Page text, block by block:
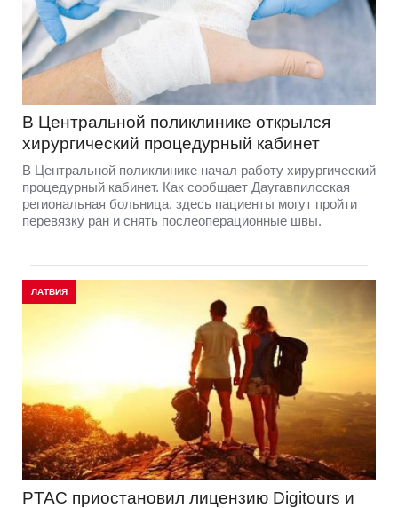
В Центральной поликлинике открылся
хирургический процедурный кабинет
В Центральной поликлинике начал работу хирургический
процедурный кабинет. Как сообщает Даугавпилсская
региональная больница, здесь пациенты могут пройти
перевязку ран и снять послеоперационные швы.
ЛАТВИЯ
PTAC приостановил лицензию Digitours и